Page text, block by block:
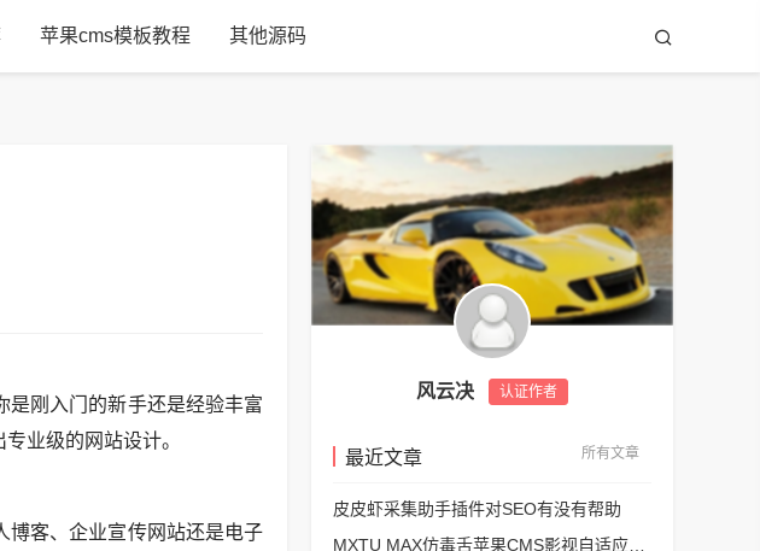
苹果cms模板教程 其他源码
是刚入门的新手还是经验丰富
业级的网站设计。
博客、企业宣传网站还是电子
风云决 认证作者
最近文章 所有文章
皮皮虾采集助手插件对SEO有没有帮助